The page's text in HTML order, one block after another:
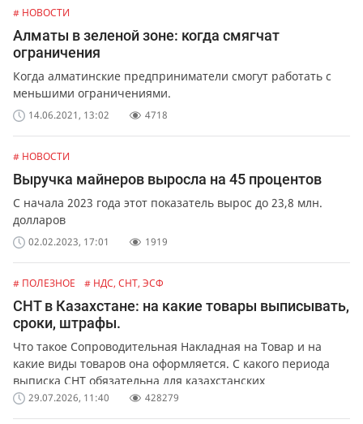
# НОВОСТИ
Алматы в зеленой зоне: когда смягчат
ограничения
Когда алматинские предприниматели смогут работать с
меньшими ограничениями.
14.06.2021, 13:02 4718
# НОВОСТИ
Выручка майнеров выросла на 45 процентов
С начала 2023 года этот показатель вырос до 23,8 млн.
долларов
02.02.2023, 17:01 1919
# ПОЛЕЗНОЕ # НДС, СНТ, ЭСФ
СНТ в Казахстане: на какие товары выписывать,
сроки, штрафы.
Что такое Сопроводительная Накладная на Товар и на
какие виды товаров она оформляется. С какого периода
выписка СНТ обязательна для казахстанских
предпринимателей и организаций. Какая ответственность
предусмотрена за не выписку или ошибки в СНТ.
29.07.2026, 11:40 428279